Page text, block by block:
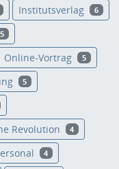
Institutsverlag 6
5
Online-Vortrag 5
5
Revolution 4
4